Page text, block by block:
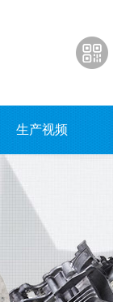
生产视频